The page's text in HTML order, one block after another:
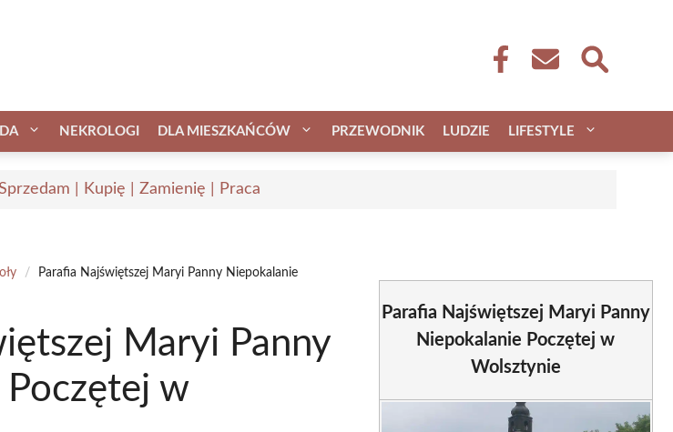
NEKROLOGI DLA MIESZKAŃCÓW PRZEWODNIK LUDZIE LIFESTYLE
| Kupię | Zamienię | Praca
/
Parafia Najświętszej Maryi Panny Niepokalanie
Maryi Panny
w
Parafia Najświętszej Maryi Panny
Niepokalanie Poczętej w
Wolsztynie